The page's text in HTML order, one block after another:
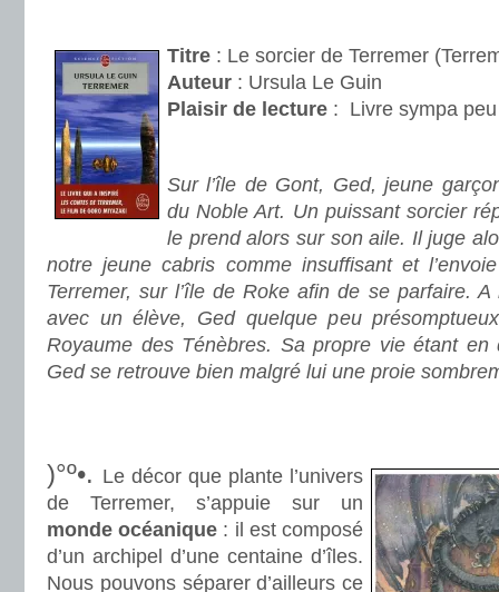
Titre : Le sorcier de Terremer
Auteur : Ursula Le Guin
Plaisir de lecture : Livre sympa peu
Sur l’île de Gont, Ged, jeune
du Noble Art. Un puissant sorcier
le prend alors sur son aile. Il juge
notre jeune cabris comme insuffisant et
Terremer, sur l’île de Roke afin de se parfaire. A
avec un élève, Ged quelque peu
Royaume des Ténèbres. Sa propre vie étant en
Ged se retrouve bien malgré lui une proie
)°º•. Le décor que plante l’univers
de Terremer, s’appuie sur un
monde océanique : il est composé
d’un archipel d’une centaine d’îles.
Nous pouvons séparer d’ailleurs ce